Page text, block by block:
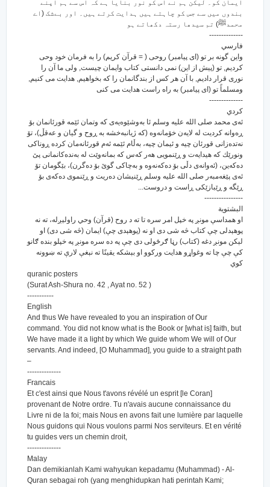
ایمان کو۔ لیکن ہم نے اس کو نور بنایا ہے کہ اس سے ہم اپنے
بندوں میں سے جس کو چاہتے ہیں ہدایت کرتے ہیں۔ اور بےشک (اے
محمدﷺ) تم سیدھا رستہ دکھاتے ہو
--------------
فارسي
واین گونه بر تو (ای پیامبر) روحی ( = قرآن کریم) را به فرمان خود وحی
کردیم, تو (پیش از این) نمی دانستی کتاب وایمان چیست, ولی ما آن را
نوری قرار دادیم, با آن هر کس از بندگانمان را که بخواهیم, هدایت می کنیم,
ومسلماً تو (ای پیامبر) به راه راست هدایت می کنی
--------------
كردي
ئه‌ی محمد صلی الله علیه وسلم ئا به‌وشێوه‌یه‌ی که وتمان ئێمه قورئانمان بۆ
ڕه‌وانه کردیت له لایه‌ن خۆمانه‌وه (که ژیانبه‌خشه به ڕوح و گیان و عه‌قڵ)، تۆ
نه‌تده‌زانی قورئان چیه و ئیمان چیه‌، به‌ڵام ئێمه ئه‌م قورئانه‌مان کرده ڕوناکی
ونورێك که هیدایه‌ت و ڕێنمویی هه‌ر که‌س که بمانه‌وێت له به‌نده‌کانمانی پێ
ده‌که‌ین، (ئه‌وانه‌ی دڵی بۆ ده‌که‌نه‌وه و به‌چاکی گوێ بۆ ده‌گرن)، بێگومان تۆ
ئه‌ی پێغه‌مبه‌ر صلی الله علیه وسلم ڕێنیشان ده‌ریت و ڕێنموی ده‌که‌ی بۆ
ڕێگه و ڕێبازێکی ڕاست و دروست...
----------------
البشتوية
او همداسې مونږ په خپل امر سره تا ته د روح (قرآن) وحي راولېږله، ته نه
پوهېدلى چې كتاب څه شى دى او نه (پوهېدى چې) ایمان (څه شى دى) او
لېكن مونږ دغه (كتاب) رڼا ګرځولى دى چې په ده سره مونږ په خپلو بنده ګانو
كې چې چا ته وغواړو هدایت وركوو او بېشكه یقینًا ته نېغې لارې ته ښوونه
كوي
quranic posters
(Surat Ash-Shura no. 42 , Ayat no. 52 )
-----------
English
And thus We have revealed to you an inspiration of Our
command. You did not know what is the Book or [what is] faith, but
We have made it a light by which We guide whom We will of Our
servants. And indeed, [O Muhammad], you guide to a straight path
–
--------------
Francais
Et c'est ainsi que Nous t'avons révélé un esprit [le Coran]
provenant de Notre ordre. Tu n'avais aucune connaissance du
Livre ni de la foi; mais Nous en avons fait une lumière par laquelle
Nous guidons qui Nous voulons parmi Nos serviteurs. Et en vérité
tu guides vers un chemin droit,
--------------
Malay
Dan demikianlah Kami wahyukan kepadamu (Muhammad) - Al-
Quran sebagai roh (yang menghidupkan hati perintah Kami;